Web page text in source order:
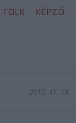
FOLK KÉPZŐ
2012. 11. 19.